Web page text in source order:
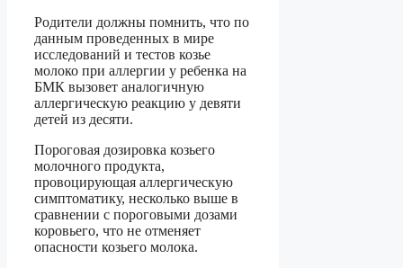
Родители должны помнить, что по
данным проведенных в мире
исследований и тестов козье
молоко при аллергии у ребенка на
БМК вызовет аналогичную
аллергическую реакцию у девяти
детей из десяти.
Пороговая дозировка козьего
молочного продукта,
провоцирующая аллергическую
симптоматику, несколько выше в
сравнении с пороговыми дозами
коровьего, что не отменяет
опасности козьего молока.